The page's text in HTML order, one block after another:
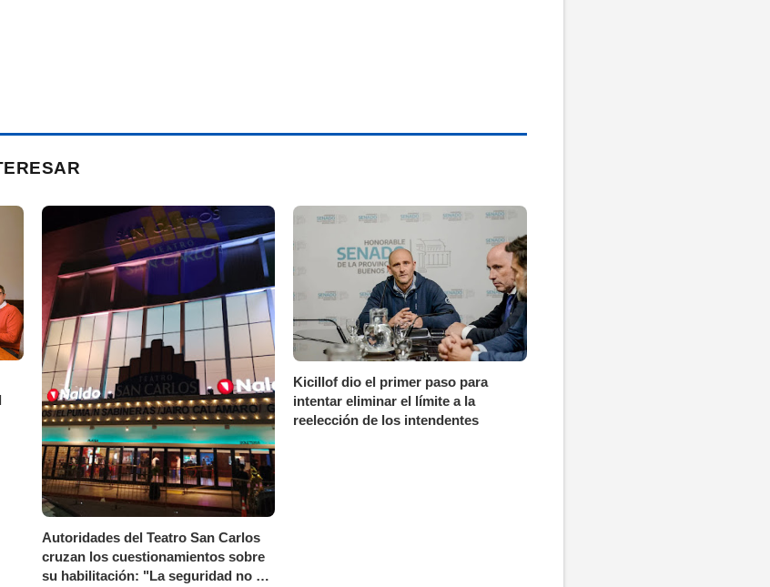
Autoridades del Teatro San Carlos
cruzan los cuestionamientos sobre
su habilitación: "La seguridad no se
Kicillof dio el primer paso para
intentar eliminar el límite a la
reelección de los intendentes